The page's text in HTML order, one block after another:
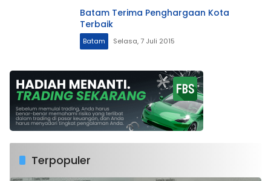
Batam Terima Penghargaan Kota
Terbaik
Batam Selasa, 7 Juli 2015
Terpopuler